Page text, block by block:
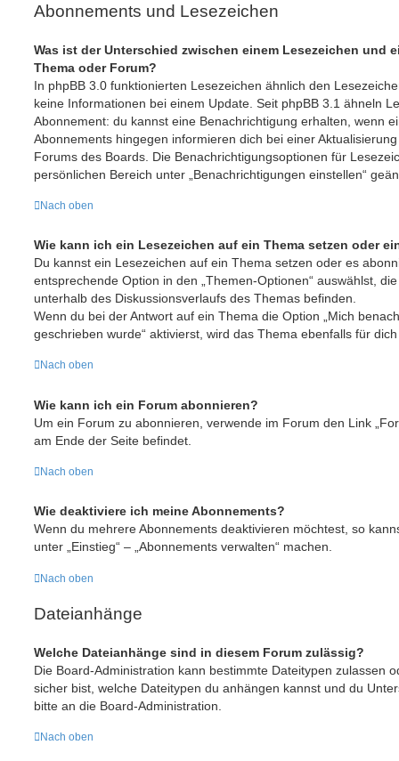
Abonnements und Lesezeichen
Was ist der Unterschied zwischen einem Lesezeichen und
Thema oder Forum?
In phpBB 3.0 funktionierten Lesezeichen ähnlich den
keine Informationen bei einem Update. Seit phpBB 3.1 ähneln
Abonnement: du kannst eine Benachrichtigung erhalten, wenn
Abonnements hingegen informieren dich bei einer
Forums des Boards. Die Benachrichtigungsoptionen für
persönlichen Bereich unter „Benachrichtigungen einstellen“
Nach oben
Wie kann ich ein Lesezeichen auf ein Thema setzen oder
Du kannst ein Lesezeichen auf ein Thema setzen oder es
entsprechende Option in den „Themen-Optionen“ auswählst,
unterhalb des Diskussionsverlaufs des Themas befinden.
Wenn du bei der Antwort auf ein Thema die Option „Mich
geschrieben wurde“ aktivierst, wird das Thema ebenfalls für
Nach oben
Wie kann ich ein Forum abonnieren?
Um ein Forum zu abonnieren, verwende im Forum den Link
am Ende der Seite befindet.
Nach oben
Wie deaktiviere ich meine Abonnements?
Wenn du mehrere Abonnements deaktivieren möchtest, so
unter „Einstieg“ – „Abonnements verwalten“ machen.
Nach oben
Dateianhänge
Welche Dateianhänge sind in diesem Forum zulässig?
Die Board-Administration kann bestimmte Dateitypen zulassen
sicher bist, welche Dateitypen du anhängen kannst und du
bitte an die Board-Administration.
Nach oben